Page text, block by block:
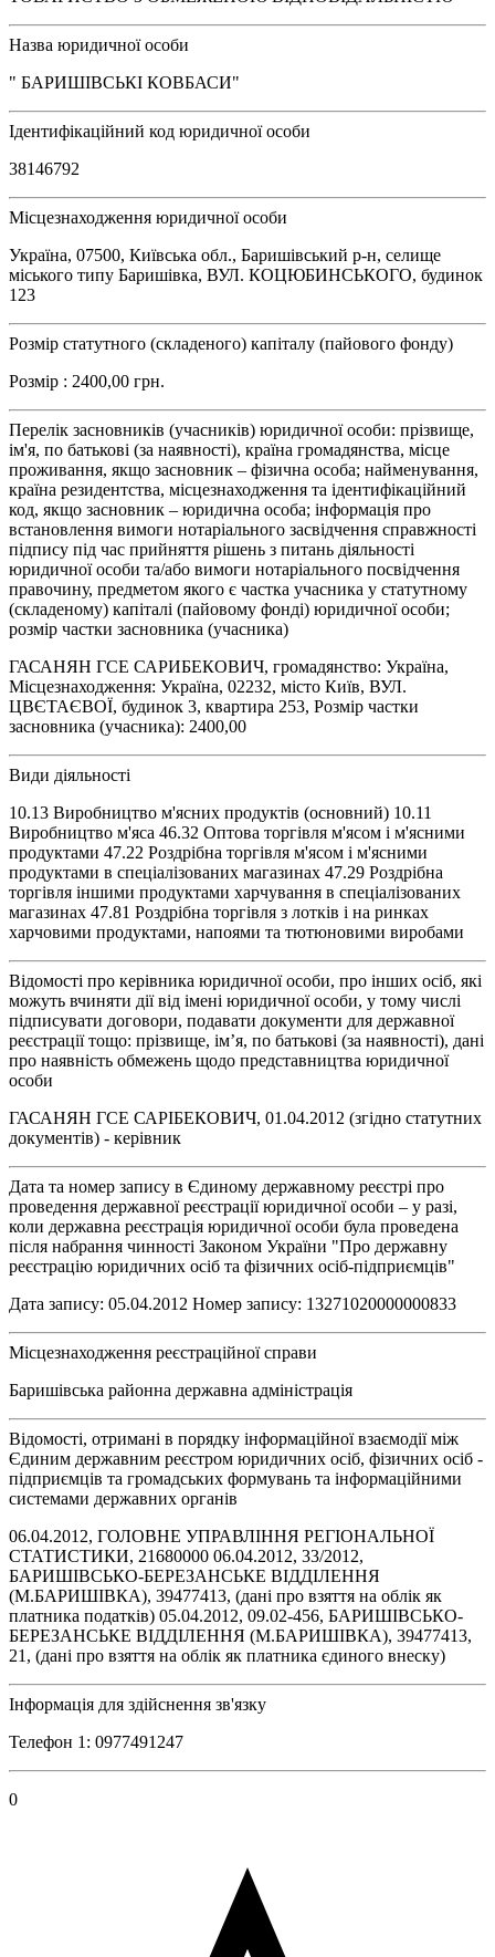
Назва юридичної особи
" БАРИШІВСЬКІ КОВБАСИ"
Ідентифікаційний код юридичної особи
38146792
Місцезнаходження юридичної особи
Україна, 07500, Київська обл., Баришівський р-н, селище
міського типу Баришівка, ВУЛ. КОЦЮБИНСЬКОГО, будинок
123
Розмір статутного (складеного) капіталу (пайового фонду)
Розмір : 2400,00 грн.
Перелік засновників (учасників) юридичної особи: прізвище,
ім'я, по батькові (за наявності), країна громадянства, місце
проживання, якщо засновник – фізична особа; найменування,
країна резидентства, місцезнаходження та ідентифікаційний
код, якщо засновник – юридична особа; інформація про
встановлення вимоги нотаріального засвідчення справжності
підпису під час прийняття рішень з питань діяльності
юридичної особи та/або вимоги нотаріального посвідчення
правочину, предметом якого є частка учасника у статутному
(складеному) капіталі (пайовому фонді) юридичної особи;
розмір частки засновника (учасника)
ГАСАНЯН ГСЕ САРИБЕКОВИЧ, громадянство: Україна,
Місцезнаходження: Україна, 02232, місто Київ, ВУЛ.
ЦВЄТАЄВОЇ, будинок 3, квартира 253, Розмір частки
засновника (учасника): 2400,00
Види діяльності
10.13 Виробництво м'ясних продуктів (основний) 10.11
Виробництво м'яса 46.32 Оптова торгівля м'ясом і м'ясними
продуктами 47.22 Роздрібна торгівля м'ясом і м'ясними
продуктами в спеціалізованих магазинах 47.29 Роздрібна
торгівля іншими продуктами харчування в спеціалізованих
магазинах 47.81 Роздрібна торгівля з лотків і на ринках
харчовими продуктами, напоями та тютюновими виробами
Відомості про керівника юридичної особи, про інших осіб, які
можуть вчиняти дії від імені юридичної особи, у тому числі
підписувати договори, подавати документи для державної
реєстрації тощо: прізвище, ім’я, по батькові (за наявності), дані
про наявність обмежень щодо представництва юридичної
особи
ГАСАНЯН ГСЕ САРІБЕКОВИЧ, 01.04.2012 (згідно статутних
документів) - керівник
Дата та номер запису в Єдиному державному реєстрі про
проведення державної реєстрації юридичної особи – у разі,
коли державна реєстрація юридичної особи була проведена
після набрання чинності Законом України "Про державну
реєстрацію юридичних осіб та фізичних осіб-підприємців"
Дата запису: 05.04.2012 Номер запису: 13271020000000833
Місцезнаходження реєстраційної справи
Баришівська районна державна адміністрація
Відомості, отримані в порядку інформаційної взаємодії між
Єдиним державним реєстром юридичних осіб, фізичних осіб -
підприємців та громадських формувань та інформаційними
системами державних органів
06.04.2012, ГОЛОВНЕ УПРАВЛІННЯ РЕГІОНАЛЬНОЇ
СТАТИСТИКИ, 21680000 06.04.2012, 33/2012,
БАРИШIВСЬКО-БЕРЕЗАНСЬКЕ ВIДДIЛЕННЯ
(М.БАРИШIВКА), 39477413, (дані про взяття на облік як
платника податків) 05.04.2012, 09.02-456, БАРИШIВСЬКО-
БЕРЕЗАНСЬКЕ ВIДДIЛЕННЯ (М.БАРИШIВКА), 39477413,
21, (дані про взяття на облік як платника єдиного внеску)
Інформація для здійснення зв'язку
Телефон 1: 0977491247
0